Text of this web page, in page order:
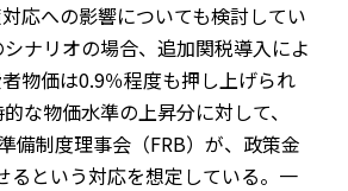
応への影響についても検討してい
ナリオの場合、追加関税導入によ
物価は0.9％程度も押し上げられ
な物価水準の上昇分に対して、
備制度理事会（FRB）が、政策金
るという対応を想定している。一